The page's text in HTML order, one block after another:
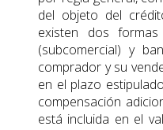
del objeto del
existen dos
(subcomercial) y
comprador y su
en el plazo
compensación
está incluida en el